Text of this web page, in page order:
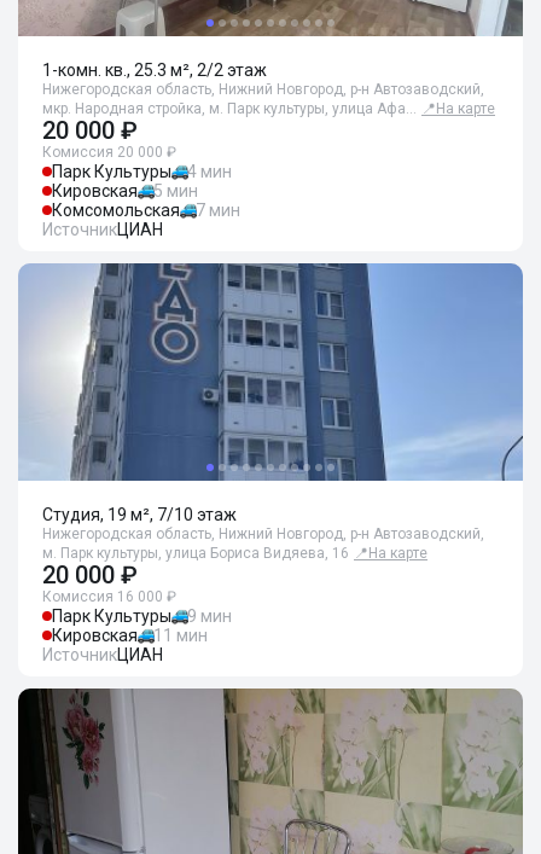
1-комн. кв., 25.3 м², 2/2 этаж
Нижегородская область, Нижний Новгород, р-н Автозаводский,
мкр. Народная стройка, м. Парк культуры, улица Афа… 📍 На карте
20 000 ₽
Комиссия 20 000 ₽
Парк Культуры
4 мин
Кировская
5 мин
Комсомольская
7 мин
ИсточникЦИАН
Студия, 19 м², 7/10 этаж
Нижегородская область, Нижний Новгород, р-н Автозаводский,
м. Парк культуры, улица Бориса Видяева, 16 📍 На карте
20 000 ₽
Комиссия 16 000 ₽
Парк Культуры
9 мин
Кировская
11 мин
ИсточникЦИАН